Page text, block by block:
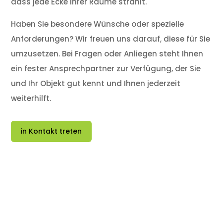
Haben Sie besondere Wünsche oder spezielle
Anforderungen? Wir freuen uns darauf, diese für Sie
umzusetzen. Bei Fragen oder Anliegen steht Ihnen
ein fester Ansprechpartner zur Verfügung, der Sie
und Ihr Objekt gut kennt und Ihnen jederzeit
weiterhilft.
in Kontakt treten